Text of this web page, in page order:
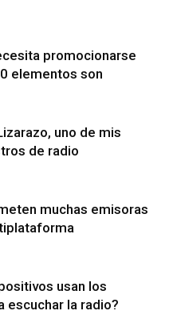
promocionarse
elementos son
uno de mis
de radio
muchas emisoras
usan los
escuchar la radio?